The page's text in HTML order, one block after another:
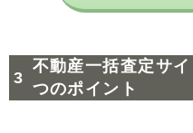
不動産一括査定サ
つのポイント